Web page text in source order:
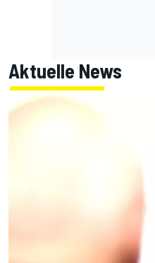
Aktuelle News